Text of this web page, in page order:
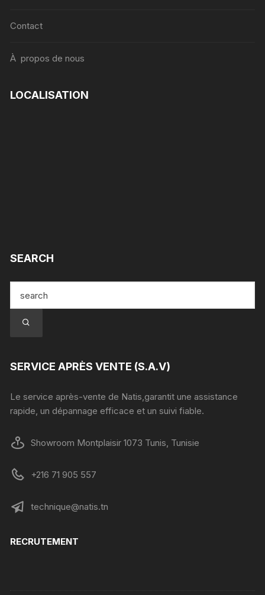
Contact
À propos de nous
LOCALISATION
SEARCH
SERVICE APRÈS VENTE (S.A.V)
Le service après-vente de Natis,garantit une assistance
rapide, un dépannage efficace et un suivi fiable.
Showroom Montplaisir 1073 Tunis, Tunisie
+216 71 905 557
technique@natis.tn
RECRUTEMENT